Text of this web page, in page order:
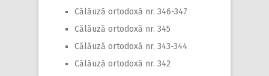
Călăuză ortodoxă nr. 346-347
Călăuză ortodoxă nr. 345
Călăuză ortodoxă nr. 343-344
Călăuză ortodoxă nr. 342